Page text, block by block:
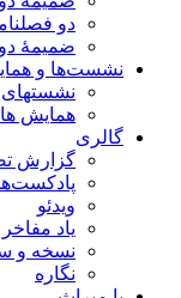
دو
ضمیمۀ
نشست‌ها و
همایش
گالری
گزارش
ویدئو
یاد مفاخر
نسخه و
نگاره